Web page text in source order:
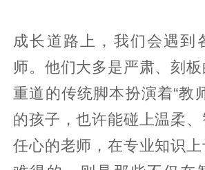
成长道路上，我们会遇到
师。他们大多是严肃、刻
重道的传统脚本扮演着“教
的孩子，也许能碰上温柔
任心的老师，在专业知识